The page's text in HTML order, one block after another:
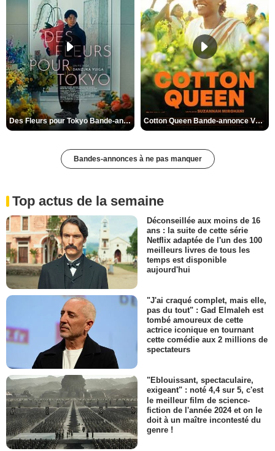
Des Fleurs pour Tokyo Bande-annonce VO STFR Cotton Queen Bande-annonce VO STFR
Bandes-annonces à ne pas manquer
Top actus de la semaine
Déconseillée aux moins de 16
ans : la suite de cette série
Netflix adaptée de l'un des 100
meilleurs livres de tous les
temps est disponible
aujourd'hui
"J'ai craqué complet, mais elle,
pas du tout" : Gad Elmaleh est
tombé amoureux de cette
actrice iconique en tournant
cette comédie aux 2 millions de
spectateurs
"Eblouissant, spectaculaire,
exigeant" : noté 4,4 sur 5, c'est
le meilleur film de science-
fiction de l'année 2024 et on le
doit à un maître incontesté du
genre !